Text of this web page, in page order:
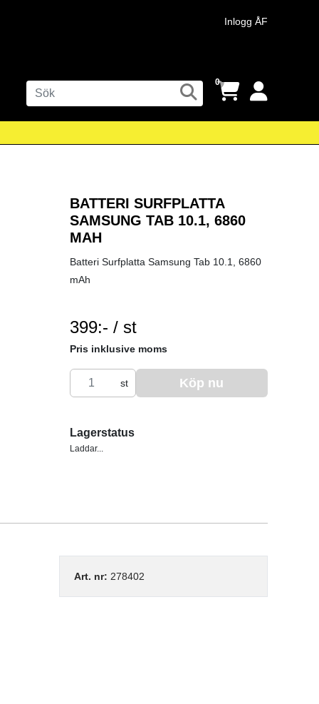
Inlogg ÅF
0
BATTERI SURFPLATTA
SAMSUNG TAB 10.1, 6860
MAH
Batteri Surfplatta Samsung Tab 10.1, 6860
mAh
399:- / st
SEK per ST
Pris inklusive moms
st Köp nu
Lagerstatus
Laddar...
Art. nr: 278402